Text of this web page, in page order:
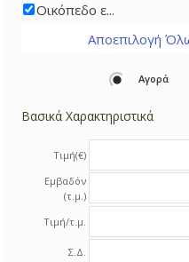
Οικόπεδο ε...
Αποεπιλογή
Αγορά
Βασικά Χαρακτηριστικά
Τιμή(€)
Εμβαδόν
(τ.μ.)
Τιμή/τ.μ.
Σ.Δ.